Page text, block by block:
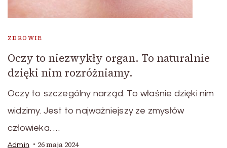
ZDROWIE
Oczy to niezwykły organ. To naturalnie
dzięki nim rozróżniamy.
Oczy to szczególny narząd. To właśnie dzięki nim
widzimy. Jest to najważniejszy ze zmysłów
człowieka. …
Admin 26 maja 2024